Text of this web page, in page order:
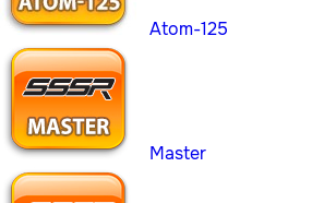
Atom-125
Master